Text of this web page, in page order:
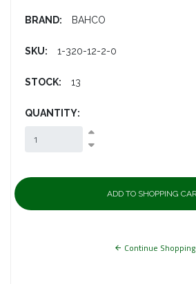
BRAND: BAHCO
SKU: 1-320-12-2-0
STOCK: 13
QUANTITY:
Continue Shopping